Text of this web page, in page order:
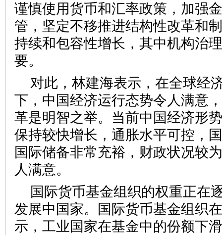
谨慎使用货币和汇率政策，加强
管，坚定不移推进结构性改革和
持续和包容性增长，其中机构治
要。
对此，林建海表示，在全球经
下，中国经济运行态势令人满意
革是明智之举。当前中国经济形
保持较快增长，通胀水平可控，
国际储备非常充裕，财政状况较
人满意。
国际货币基金组织的权重正在
发展中国家。国际货币基金组织
示，工业国家在基金中的份额下